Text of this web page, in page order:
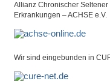
Allianz Chronischer Seltener
Erkrankungen – ACHSE e.V.
Wir sind eingebunden in